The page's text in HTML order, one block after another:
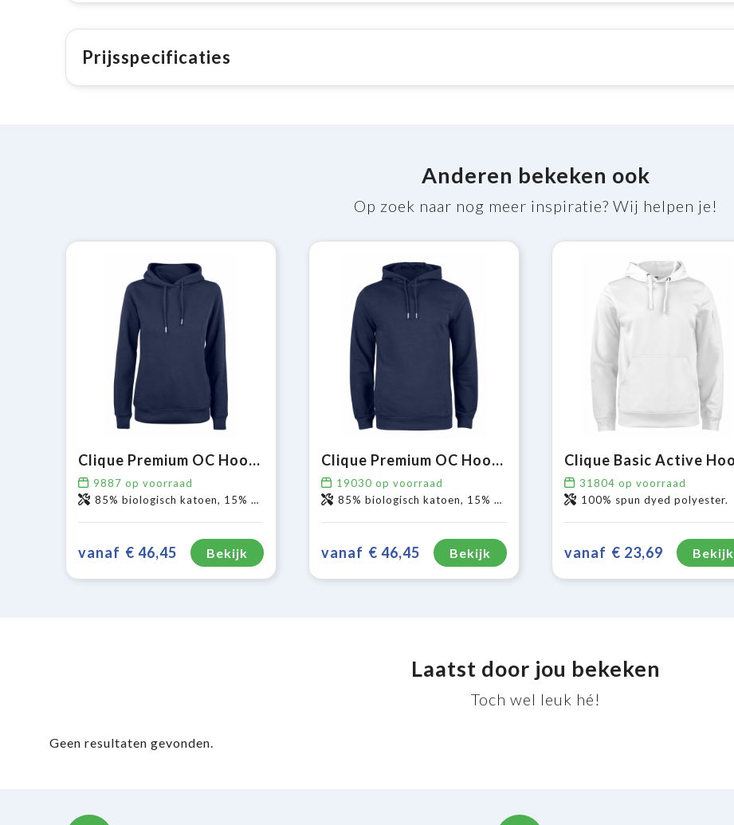
Prijsspecificaties
Anderen bekeken ook
Op zoek naar nog meer inspiratie? Wij helpen je!
Clique Premium OC Hoody Women
9887 op voorraad
85% biologisch katoen, 15% gerecycled polyester.
vanaf € 46,45 Bekijk
Clique Premium OC Hoody
19030 op voorraad
85% biologisch katoen, 15% gerecycled polyester.
vanaf € 46,45 Bekijk
31804 op voorraad
100% spun dyed polyester.
vanaf € 23,69 Bekijk
Laatst door jou bekeken
Toch wel leuk hé!
Geen resultaten gevonden.